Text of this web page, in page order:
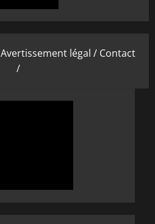
Avertissement légal / Contact
/